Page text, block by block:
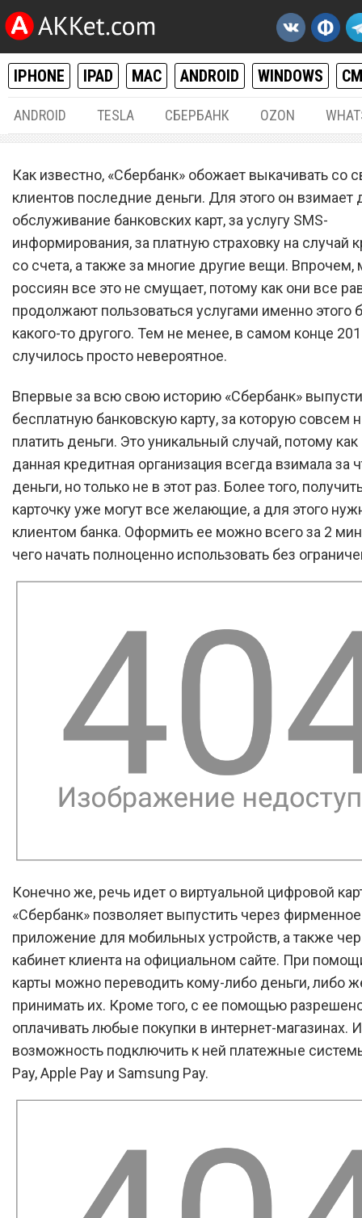
IPHONE IPAD MAC ANDROID WINDOWS
ANDROID TESLA СБЕРБАНК OZON
«Сбербанк» выпустил
бесплатную банковскую
за которую совсем не
платить
Как известно, «Сбербанк» обожает выкачивать со
клиентов последние деньги. Для этого он взимает
обслуживание банковских карт, за услугу SMS-
информирования, за платную страховку на случай
со счета, а также за многие другие вещи.
россиян все это не смущает, потому как они все
продолжают пользоваться услугами именно этого
какого-то другого. Тем не менее, в самом конце
случилось просто невероятное.
Впервые за всю свою историю «Сбербанк»
бесплатную банковскую карту, за которую совсем
платить деньги. Это уникальный случай, потому
данная кредитная организация всегда взимала за
деньги, но только не в этот раз. Более того,
карточку уже могут все желающие, а для этого
клиентом банка. Оформить ее можно всего за 2
чего начать полноценно использовать без
Конечно же, речь идет о виртуальной цифровой
«Сбербанк» позволяет выпустить через фирменное
приложение для мобильных устройств, а также
кабинет клиента на официальном сайте. При
карты можно переводить кому-либо деньги, либо
принимать их. Кроме того, с ее помощью
оплачивать любые покупки в интернет-магазинах.
возможность подключить к ней платежные
Pay, Apple Pay и Samsung Pay.